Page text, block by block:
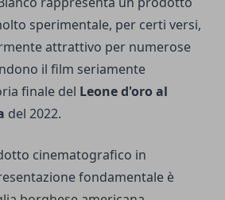
sperimentale, per certi versi,
attrattivo per numerose
il film seriamente
finale del Leone d'oro al
del 2022.
cinematografico in
fondamentale è